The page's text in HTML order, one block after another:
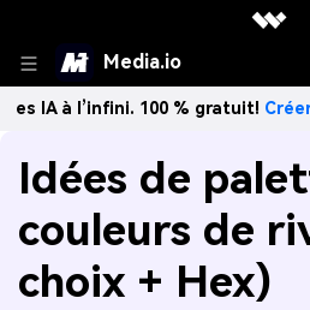
Media.io
100 % gratuit!Créer
Idées de
couleurs de
choix + Hex)